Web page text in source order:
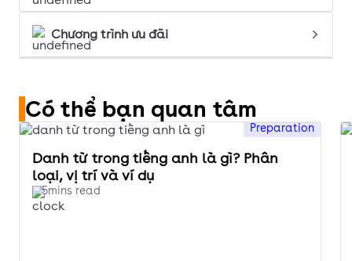
Chương trình ưu đãi
Có thể bạn quan tâm
Preparation
Danh từ trong tiếng anh là gì? Phân
loại, vị trí và ví dụ
5mins read